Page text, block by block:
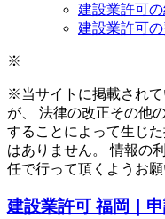
建設業許可
建設業許可
※
※当サイトに掲載され
が、 法律の改正その他
することによって生じ
はありません。 情報の
任で行って頂くようお願
建設業許可 福岡｜